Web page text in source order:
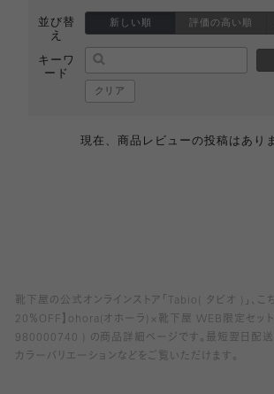
並び替
え
新しい順 評価の高い順
キーワ
ード
クリア
現在、商品レビューの投稿はあり
靴下屋の公式オンラインストア「Tabio( タビオ )」、こ
20％OFF】ohora(オホーラ)×靴下屋 WEB限定セット
980000740 ) の商品詳細ページです。最短翌日配送
カラーバリエーションなどをご覧いただけます。